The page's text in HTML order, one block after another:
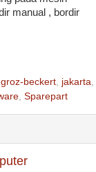
manual , bordir
groz-beckert jakarta
Sparepart